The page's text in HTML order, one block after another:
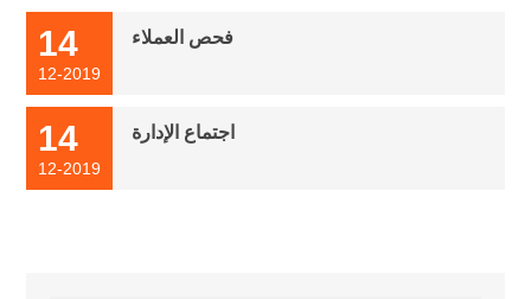
14
12-2019
فحص العملاء
14
12-2019
اجتماع الإدارة